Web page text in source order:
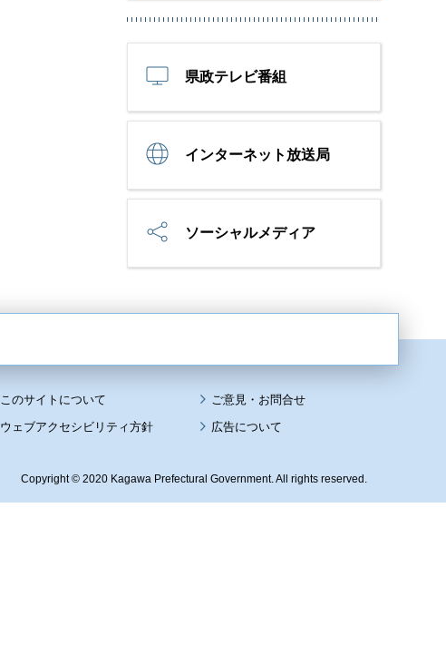
県政テレビ番組
インターネット放送局
ソーシャルメディア
このサイトについて
ウェブアクセシビリティ方針 広告について
Copyright © 2020 Kagawa Prefectural Government. All rights reserved.